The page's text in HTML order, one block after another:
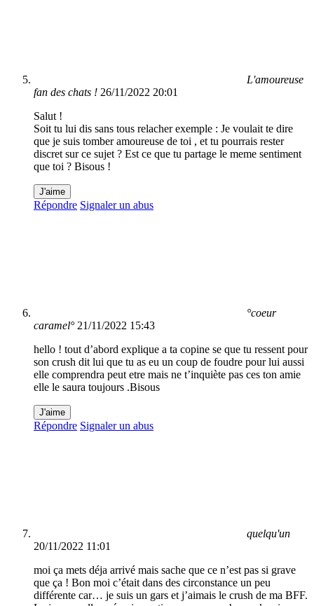
L'amoureuse
fan des chats ! 26/11/2022 20:01
Salut !
Soit tu lui dis sans tous relacher exemple : Je voulait te dire
que je suis tomber amoureuse de toi , et tu pourrais rester
discret sur ce sujet ? Est ce que tu partage le meme sentiment
que toi ? Bisous !
J'aime
Répondre Signaler un abus
°coeur
caramel° 21/11/2022 15:43
hello ! tout d’abord explique a ta copine se que tu ressent pour
son crush dit lui que tu as eu un coup de foudre pour lui aussi
elle comprendra peut etre mais ne t’inquiète pas ces ton amie
elle le saura toujours .Bisous
J'aime
Répondre Signaler un abus
quelqu'un
20/11/2022 11:01
moi ça mets déja arrivé mais sache que ce n’est pas si grave
que ça ! Bon moi c’était dans des circonstance un peu
différente car… je suis un gars et j’aimais le crush de ma BFF.